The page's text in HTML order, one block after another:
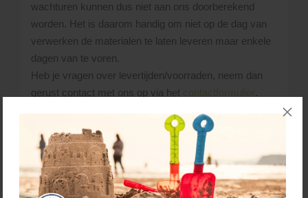
wachturen kunnen dus niet aan ons doorberekend
worden. Het is daarom handig om niet op de dag van
verwerken de materialen te laten leveren maar enkele
dagen van te voren.
Heb je vragen over levertijden/voorraden, neem dan
gerust contact met ons op via het contactformulier
De materialen die je besteld hebt, lossen we
naast de vrachtwagen. Uiteraard probeert de
chauffeur de materialen zo dicht mogelijk bij de
gewenste losplaats af te leveren. Uitgangspunt